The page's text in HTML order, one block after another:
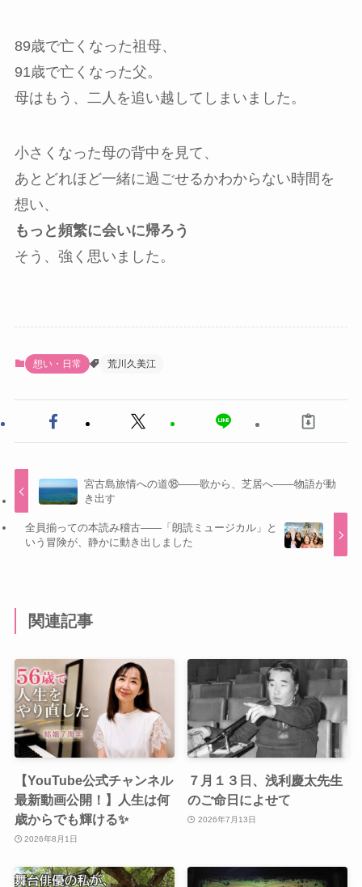
89歳で亡くなった祖母、
91歳で亡くなった父。
母はもう、二人を追い越してしまいました。
小さくなった母の背中を見て、
あとどれほど一緒に過ごせるかわからない時間を
想い、
もっと頻繁に会いに帰ろう
そう、強く思いました。
想い・日常 荒川久美江
宮古島旅情への道⑱——歌から、芝居へ——物語が動
き出す
全員揃っての本読み稽古――「朗読ミュージカル」と
いう冒険が、静かに動き出しました
関連記事
【YouTube公式チャンネル
最新動画公開！】人生は何
歳からでも輝ける✨
2026年8月1日
７月１３日、浅利慶太先生
のご命日によせて
2026年7月13日